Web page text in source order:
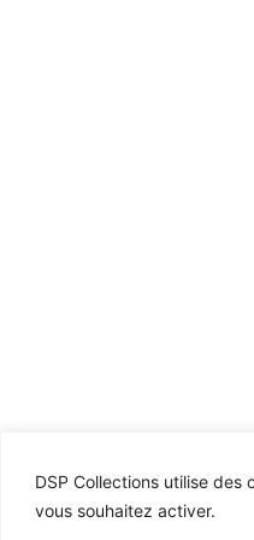
DSP Collections utilise
vous souhaitez activer.